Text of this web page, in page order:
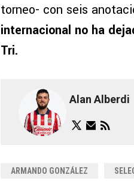
torneo- con seis
internacional no ha
Tri.
Alan Alberdi
ARMANDO GONZÁLEZ